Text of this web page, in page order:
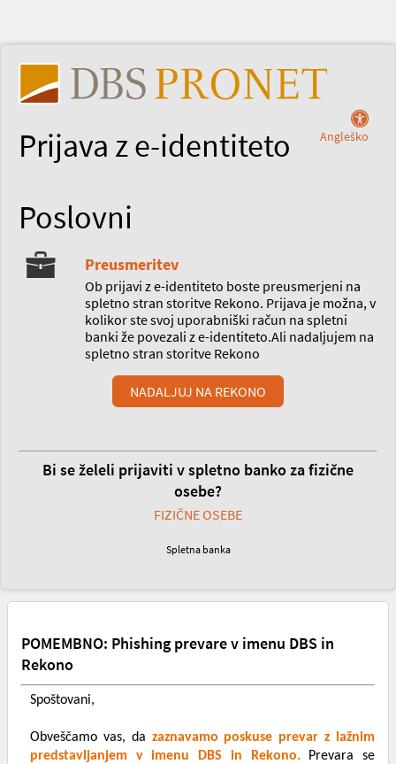
Angleško
Prijava z e-identiteto
Poslovni
Preusmeritev
Ob prijavi z e-identiteto boste preusmerjeni na
spletno stran storitve Rekono. Prijava je možna, v
kolikor ste svoj uporabniški račun na spletni
banki že povezali z e-identiteto.Ali nadaljujem na
spletno stran storitve Rekono
NADALJUJ NA REKONO
Bi se želeli prijaviti v spletno banko za fizične
osebe?
FIZIČNE OSEBE
Spletna banka
POMEMBNO: Phishing prevare v imenu DBS in
Rekono
Spoštovani,
Obveščamo vas, da zaznavamo poskuse prevar z lažnim
predstavljanjem v imenu DBS in Rekono.
Prevara se